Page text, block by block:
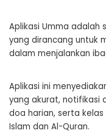
Aplikasi Umma adalah
yang dirancang untuk
dalam menjalankan
Aplikasi ini
yang akurat, notifikasi
doa harian, serta
Islam dan Al-Quran.